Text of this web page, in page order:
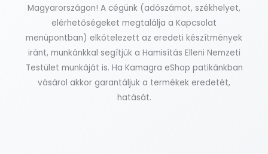
Magyarországon! A cégünk (adószámot, székhelyet,
elérhetőségeket megtalálja a Kapcsolat
menüpontban) elkötelezett az eredeti készítmények
iránt, munkánkkal segítjük a Hamisítás Elleni Nemzeti
Testület munkáját is. Ha Kamagra eShop patikánkban
vásárol akkor garantáljuk a termékek eredetét,
hatását.